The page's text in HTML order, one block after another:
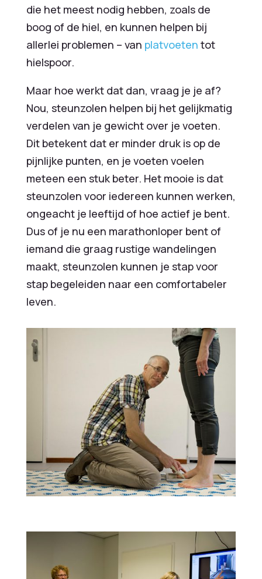
die het meest nodig hebben, zoals de
boog of de hiel, en kunnen helpen bij
allerlei problemen – van platvoeten tot
hielspoor.
Maar hoe werkt dat dan, vraag je je af?
Nou, steunzolen helpen bij het gelijkmatig
verdelen van je gewicht over je voeten.
Dit betekent dat er minder druk is op de
pijnlijke punten, en je voeten voelen
meteen een stuk beter. Het mooie is dat
steunzolen voor iedereen kunnen werken,
ongeacht je leeftijd of hoe actief je bent.
Dus of je nu een marathonloper bent of
iemand die graag rustige wandelingen
maakt, steunzolen kunnen je stap voor
stap begeleiden naar een comfortabeler
leven.